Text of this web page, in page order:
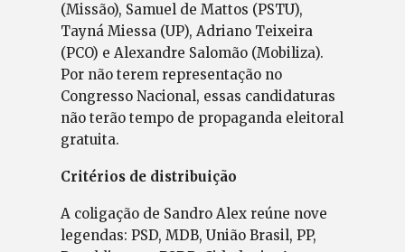
(Missão), Samuel de Mattos (PSTU),
Tayná Miessa (UP), Adriano Teixeira
(PCO) e Alexandre Salomão (Mobiliza).
Por não terem representação no
Congresso Nacional, essas candidaturas
não terão tempo de propaganda eleitoral
gratuita.
Critérios de distribuição
A coligação de Sandro Alex reúne nove
legendas: PSD, MDB, União Brasil, PP,